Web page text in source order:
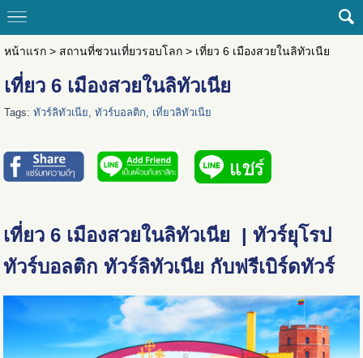
หน้าแรก> สถานที่ชวนเที่ยวรอบโลก> เที่ยว 6 เมืองสวยในลิทัวเนีย
เที่ยว 6 เมืองสวยในลิทัวเนีย
Tags: ทัวร์ลิทัวเนีย, ทัวร์บอลติก, เที่ยวลิทัวเนีย
เที่ยว 6 เมืองสวยในลิทัวเนีย | ทัวร์ยุโรป
ทัวร์บอลติก ทัวร์ลิทัวเนีย กับฟรีเบิร์ดทัวร์